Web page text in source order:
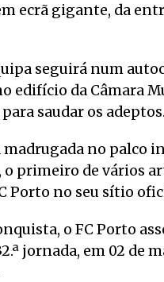
ecrã gigante, da
seguirá num
edifício da Câmara
saudar os adeptos.
no palco
primeiro de vários
Porto no seu sítio
o FC Porto
jornada, em 02 de